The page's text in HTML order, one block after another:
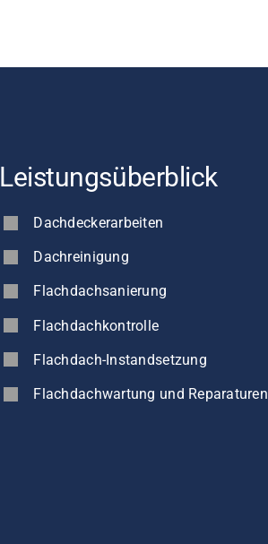
Leistungsüberblick
Dachdeckerarbeiten
Dachreinigung
Flachdachsanierung
Flachdachkontrolle
Flachdach-Instandsetzung
Flachdachwartung und Reparaturen